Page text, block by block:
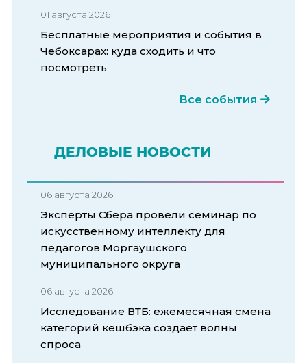
01 августа 2026
Бесплатные мероприятия и события в
Чебоксарах: куда сходить и что
посмотреть
Все события
ДЕЛОВЫЕ НОВОСТИ
06 августа 2026
Эксперты Сбера провели семинар по
искусственному интеллекту для
педагогов Моргаушского
муниципального округа
06 августа 2026
Исследование ВТБ: ежемесячная смена
категорий кешбэка создает волны
спроса